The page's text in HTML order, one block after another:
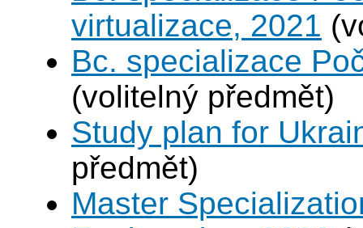
virtualizace, 2021
Bc. specializace
(volitelný předmět)
Study plan for
předmět)
Master